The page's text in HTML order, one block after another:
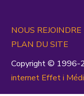
NOUS REJOINDRE
PLAN DU SITE
Copyright © 1996-
internet Effet i